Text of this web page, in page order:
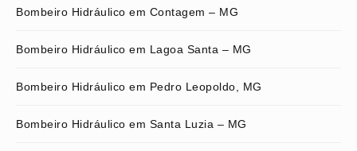
Bombeiro Hidráulico em Contagem – MG
Bombeiro Hidráulico em Lagoa Santa – MG
Bombeiro Hidráulico em Pedro Leopoldo, MG
Bombeiro Hidráulico em Santa Luzia – MG